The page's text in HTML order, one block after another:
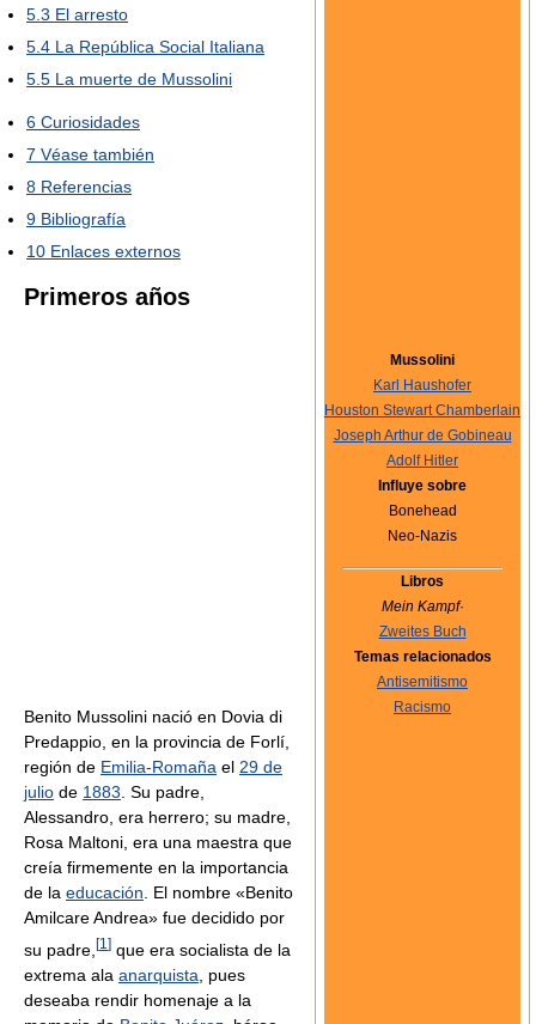
Mussolini
Karl Haushofer
Houston Stewart Chamberlain
Joseph Arthur de Gobineau
Adolf Hitler
Influye sobre
Bonehead
Neo-Nazis
Libros
Mein Kampf·
Zweites Buch
Temas relacionados
Antisemitismo
Racismo
5.3 El arresto
5.4 La República Social Italiana
5.5 La muerte de Mussolini
6 Curiosidades
7 Véase también
8 Referencias
9 Bibliografía
10 Enlaces externos
Primeros años
Benito Mussolini nació en Dovia di
Predappio, en la provincia de Forlí,
región de Emilia-Romaña el 29 de
julio de 1883 . Su padre,
Alessandro, era herrero; su madre,
Rosa Maltoni, era una maestra que
creía firmemente en la importancia
de la educación . El nombre «Benito
Amilcare Andrea» fue decidido por
su padre, [1 ] que era socialista de la
extrema ala anarquista , pues
deseaba rendir homenaje a la